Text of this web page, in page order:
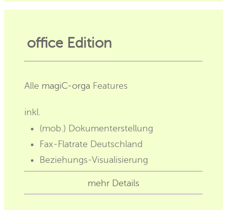
office Edition
Alle magiC-orga Features
inkl.
(mob.) Dokumenterstellung
Fax-Flatrate Deutschland
Beziehungs-Visualisierung
mehr Details